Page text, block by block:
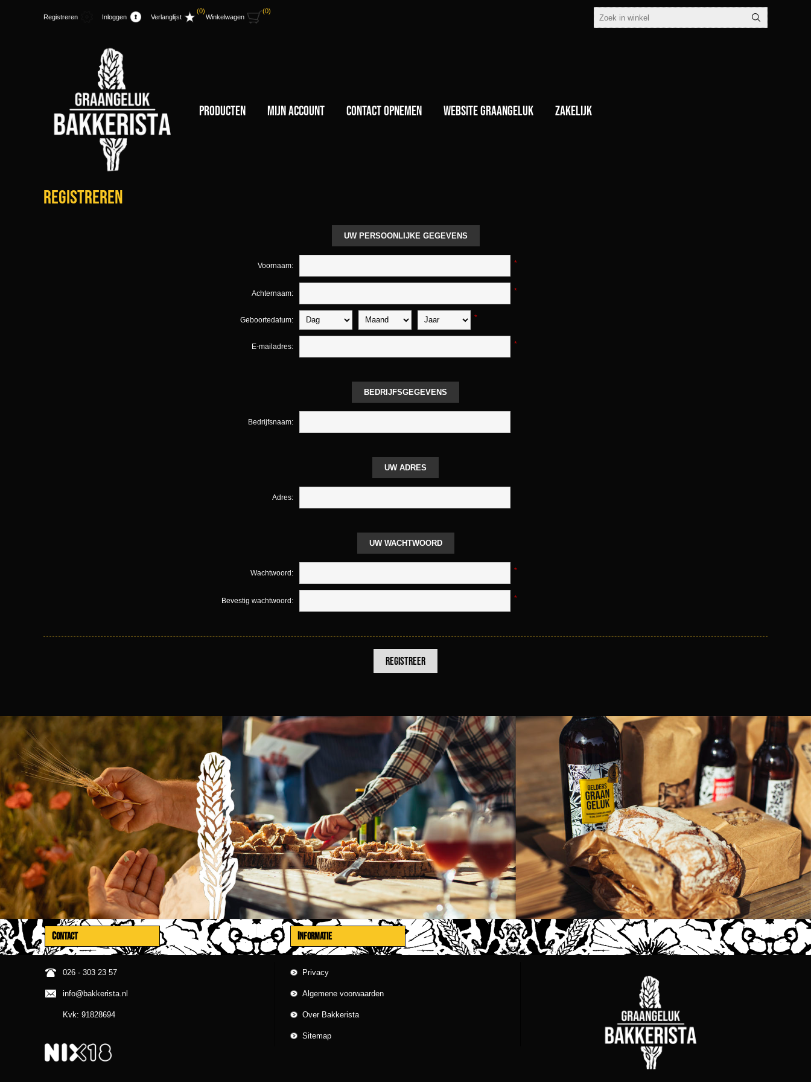
Registreren Inloggen Verlanglijst
(0)
Winkelwagen
(0)
Producten Mijn account Contact opnemen Website GraanGeluk Zakelijk
Registreren
UW PERSOONLIJKE GEGEVENS
Voornaam: *
Achternaam: *
Geboortedatum: *
E-mailadres: *
BEDRIJFSGEGEVENS
Bedrijfsnaam:
UW ADRES
Adres:
UW WACHTWOORD
Wachtwoord: *
Bevestig wachtwoord: *
CONTACT
026 - 303 23 57
info@bakkerista.nl
Kvk: 91828694
INFORMATIE
Privacy
Algemene voorwaarden
Over Bakkerista
Sitemap